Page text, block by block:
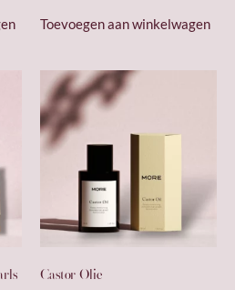
Toevoegen aan winkelwagen
Castor Olie